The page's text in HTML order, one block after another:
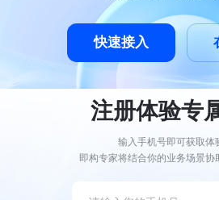
快速接入
注册体验专
输入手机号即可获取体
即构专家将结合你的业务场景协